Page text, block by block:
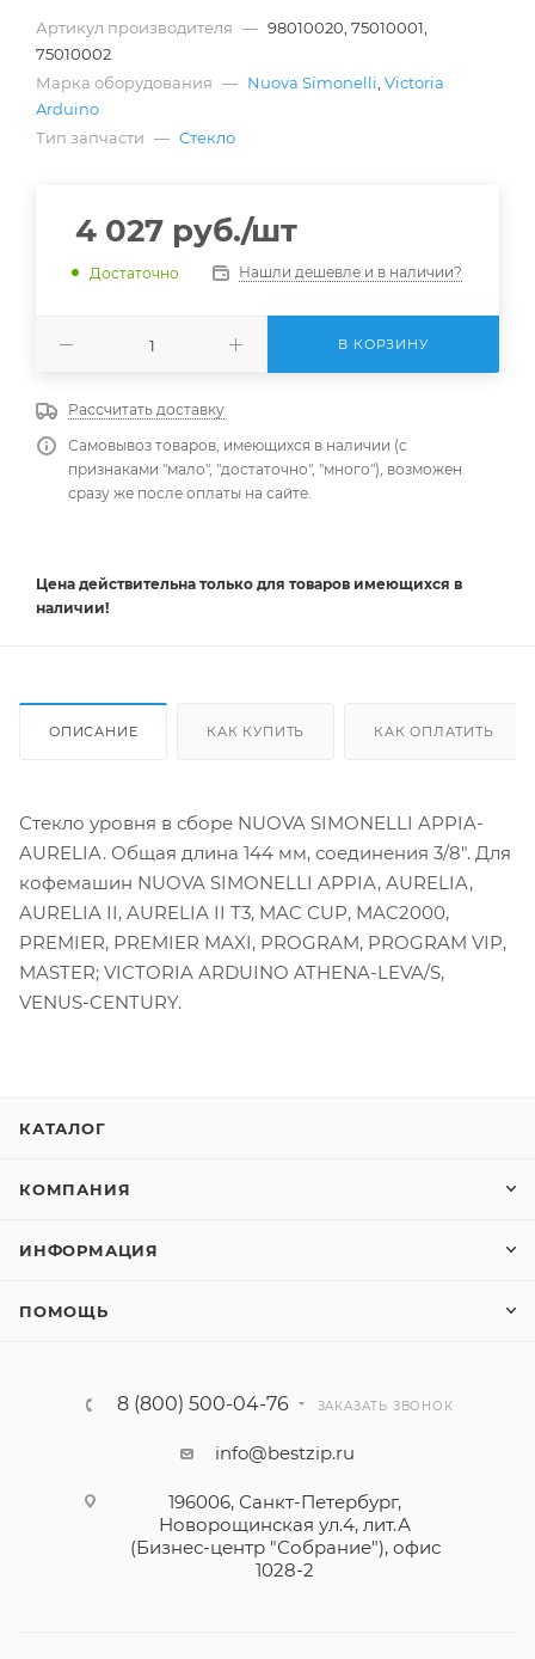
Артикул производителя — 98010020, 75010001,
75010002
Марка оборудования — Nuova Simonelli, Victoria
Arduino
Тип запчасти — Стекло
4 027 руб./шт
Достаточно Нашли дешевле и в наличии?
В КОРЗИНУ
Рассчитать доставку
Самовывоз товаров, имеющихся в наличии (с
признаками "мало", "достаточно", "много"), возможен
сразу же после оплаты на сайте.
Цена действительна только для товаров имеющихся в
наличии!
ОПИСАНИЕ КАК КУПИТЬ КАК ОПЛАТИТЬ
Стекло уровня в сборе NUOVA SIMONELLI APPIA-
AURELIA. Общая длина 144 мм, соединения 3/8". Для
кофемашин NUOVA SIMONELLI APPIA, AURELIA,
AURELIA II, AURELIA II T3, MAC CUP, MAC2000,
PREMIER, PREMIER MAXI, PROGRAM, PROGRAM VIP,
MASTER; VICTORIA ARDUINO ATHENA-LEVA/S,
VENUS-CENTURY.
КАТАЛОГ
КОМПАНИЯ
ИНФОРМАЦИЯ
ПОМОЩЬ
8 (800) 500-04-76 ЗАКАЗАТЬ ЗВОНОК
info@bestzip.ru
196006, Санкт-Петербург,
Новорощинская ул.4, лит.А
(Бизнес-центр "Собрание"), офис
1028-2